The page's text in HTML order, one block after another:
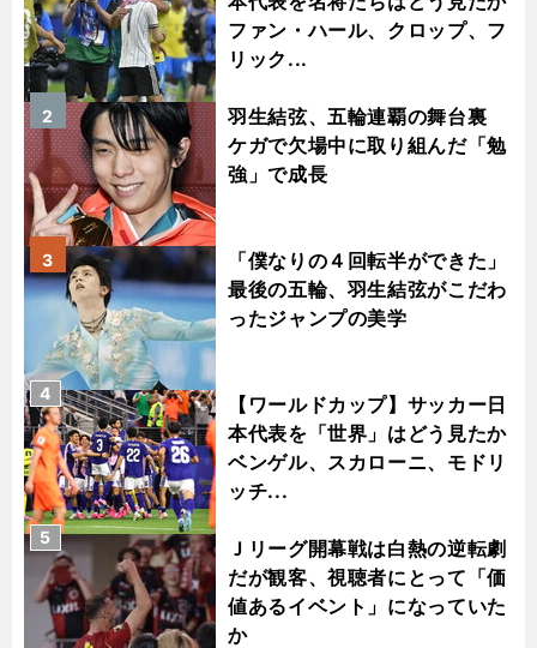
ファン・ハール、クロップ、フ
リック...
羽生結弦、五輪連覇の舞台裏
ケガで欠場中に取り組んだ「勉
強」で成長
2
「僕なりの４回転半ができた」
最後の五輪、羽生結弦がこだわ
ったジャンプの美学
3
【ワールドカップ】サッカー日
本代表を「世界」はどう見たか
ベンゲル、スカローニ、モドリ
ッチ...
4
Ｊリーグ開幕戦は白熱の逆転劇
だが観客、視聴者にとって「価
値あるイベント」になっていた
か
5